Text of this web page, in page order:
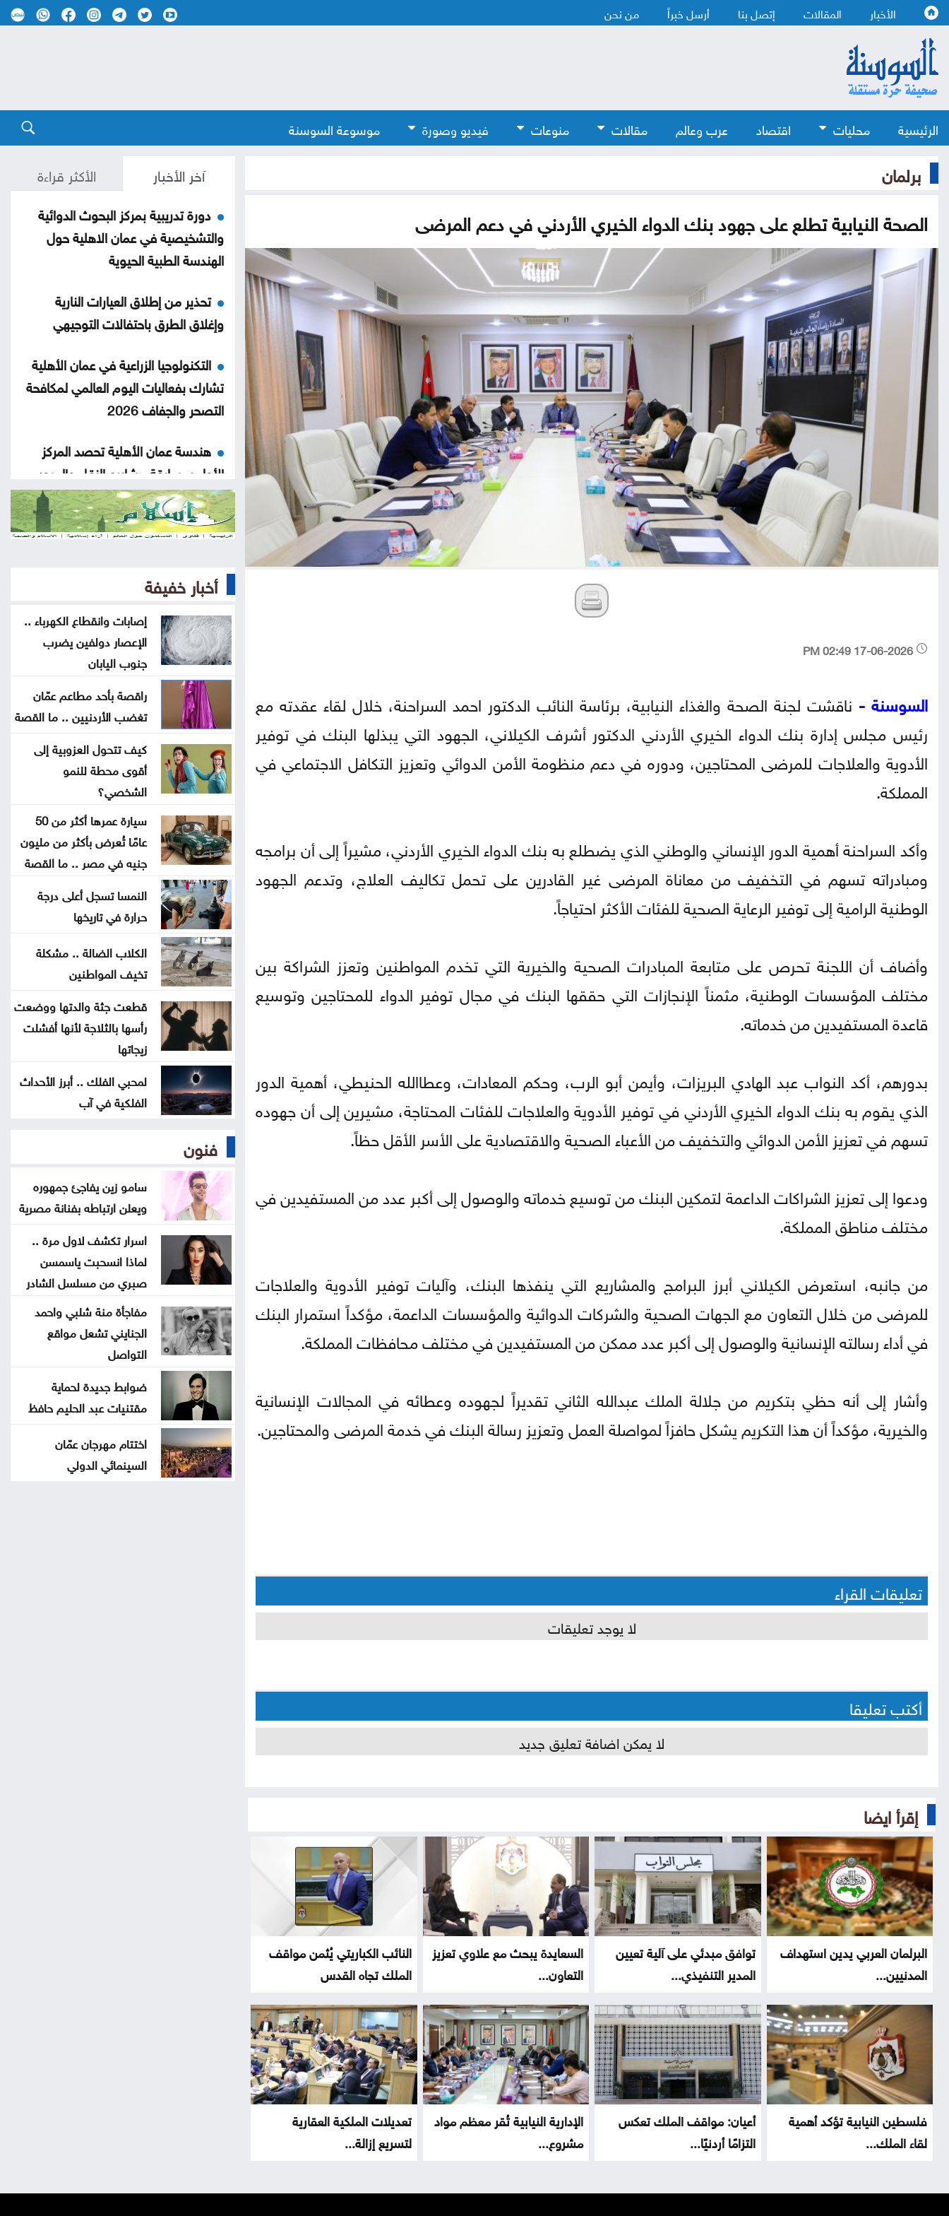
الأخبار المقالات إتصل بنا أرسل خبراً من نحن
الرئيسية محليات اقتصاد عرب وعالم مقالات منوعات فيديو وصورة موسوعة السوسنة
برلمان
الصحة النيابية تطلع على جهود بنك الدواء الخيري الأردني في دعم المرضى
السوسنة - ناقشت لجنة الصحة والغذاء النيابية، برئاسة النائب الدكتور احمد السراحنة، خلال لقاء عقدته مع
رئيس مجلس إدارة بنك الدواء الخيري الأردني الدكتور أشرف الكيلاني، الجهود التي يبذلها البنك في توفير
الأدوية والعلاجات للمرضى المحتاجين، ودوره في دعم منظومة الأمن الدوائي وتعزيز التكافل الاجتماعي في
المملكة.
وأكد السراحنة أهمية الدور الإنساني والوطني الذي يضطلع به بنك الدواء الخيري الأردني، مشيراً إلى أن برامجه
ومبادراته تسهم في التخفيف من معاناة المرضى غير القادرين على تحمل تكاليف العلاج، وتدعم الجهود
الوطنية الرامية إلى توفير الرعاية الصحية للفئات الأكثر احتياجاً.
وأضاف أن اللجنة تحرص على متابعة المبادرات الصحية والخيرية التي تخدم المواطنين وتعزز الشراكة بين
مختلف المؤسسات الوطنية، مثمناً الإنجازات التي حققها البنك في مجال توفير الدواء للمحتاجين وتوسيع
قاعدة المستفيدين من خدماته.
بدورهم، أكد النواب عبد الهادي البريزات، وأيمن أبو الرب، وحكم المعادات، وعطاالله الحنيطي، أهمية الدور
الذي يقوم به بنك الدواء الخيري الأردني في توفير الأدوية والعلاجات للفئات المحتاجة، مشيرين إلى أن جهوده
تسهم في تعزيز الأمن الدوائي والتخفيف من الأعباء الصحية والاقتصادية على الأسر الأقل حظاً.
ودعوا إلى تعزيز الشراكات الداعمة لتمكين البنك من توسيع خدماته والوصول إلى أكبر عدد من المستفيدين في
مختلف مناطق المملكة.
من جانبه، استعرض الكيلاني أبرز البرامج والمشاريع التي ينفذها البنك، وآليات توفير الأدوية والعلاجات
للمرضى من خلال التعاون مع الجهات الصحية والشركات الدوائية والمؤسسات الداعمة، مؤكداً استمرار البنك
في أداء رسالته الإنسانية والوصول إلى أكبر عدد ممكن من المستفيدين في مختلف محافظات المملكة.
وأشار إلى أنه حظي بتكريم من جلالة الملك عبدالله الثاني تقديراً لجهوده وعطائه في المجالات الإنسانية
والخيرية، مؤكداً أن هذا التكريم يشكل حافزاً لمواصلة العمل وتعزيز رسالة البنك في خدمة المرضى والمحتاجين.
تعليقات القراء
لا يوجد تعليقات
أكتب تعليقا
لا يمكن اضافة تعليق جديد
إقرأ ايضا
البرلمان العربي يدين استهداف
المدنيين...
توافق مبدئي على آلية تعيين
المدير التنفيذي...
السعايدة يبحث مع علاوي تعزيز
التعاون...
النائب الكباريتي يُثمن مواقف
الملك تجاه القدس
فلسطين النيابية تؤكد أهمية
لقاء الملك...
أعيان: مواقف الملك تعكس
التزامًا أردنيًا...
الإدارية النيابية تُقر معظم مواد
مشروع...
تعديلات الملكية العقارية
لتسريع إزالة...
آخر الأخبار الأكثر قراءة
دورة تدريبية بمركز البحوث الدوائية
والتشخيصية في عمان الاهلية حول
الهندسة الطبية الحيوية
تحذير من إطلاق العيارات النارية
وإغلاق الطرق باحتفالات التوجيهي
التكنولوجيا الزراعية في عمان الأهلية
تشارك بفعاليات اليوم العالمي لمكافحة
التصحر والجفاف 2026
هندسة عمان الأهلية تحصد المركز
الأول بمسابقة مشاريع النقل والمرور
2.8 مليار دينار قروض كشف الراتب
منذ بداية العام
معالم سعودية تضاء بأعلام المملكة
وتركيا وباكستان .. صور
ليلة فنية وتراثية بالزرقاء ضمن
فعاليات صيف الأردن
لا تمديد لفترة قوننة وتوفيق الأوضاع
للعمالة غير الأردنية المخالفة
قفزة بأسعار الذهب في الأردن السبت
شروط إعادة فتح مصنع الحديد في
الهاشمية
رابط نتائج التوجيهي 2026
التربية تحدد موعد إعلان نتائج
التوجيهي
إصابات وانقطاع الكهرباء .. الإعصار
دولفين يضرب جنوب اليابان
إصابات برصاص الاحتلال في غزة
ارتفاع مؤشر نازداك الأميركي
أخبار خفيفة
إصابات وانقطاع الكهرباء ..
الإعصار دولفين يضرب
جنوب اليابان
راقصة بأحد مطاعم عمّان
تغضب الأردنيين .. ما القصة
كيف تتحول العزوبية إلى
أقوى محطة للنمو
الشخصي؟
سيارة عمرها أكثر من 50
عامًا تُعرض بأكثر من مليون
جنيه في مصر .. ما القصة
النمسا تسجل أعلى درجة
حرارة في تاريخها
الكلاب الضالة .. مشكلة
تخيف المواطنين
قطعت جثة والدتها ووضعت
رأسها بالثلاجة لأنها أفشلت
زيجاتها
لمحبي الفلك .. أبرز الأحداث
الفلكية في آب
فنون
سامو زين يفاجئ جمهوره
ويعلن ارتباطه بفنانة مصرية
اسرار تكشف لاول مرة ..
لماذا انسحبت ياسمسن
صبري من مسلسل الشادر
مفاجأة منة شلبي واحمد
الجنايني تشعل مواقع
التواصل
ضوابط جديدة لحماية
مقتنيات عبد الحليم حافظ
اختتام مهرجان عمّان
السينمائي الدولي